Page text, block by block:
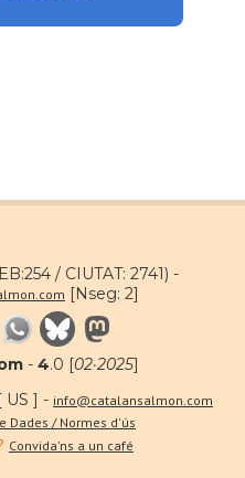
/ CIUTAT: 2741) -
[Nseg: 2]
- 4.0 [02·2025]
US ] - info@catalansalmon.com
Dades / Normes d'ús
Convida'ns a un café